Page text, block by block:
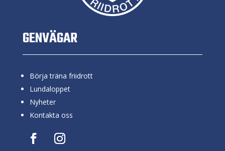
GENVÄGAR
Börja träna friidrott
Lundaloppet
Nyheter
Kontakta oss